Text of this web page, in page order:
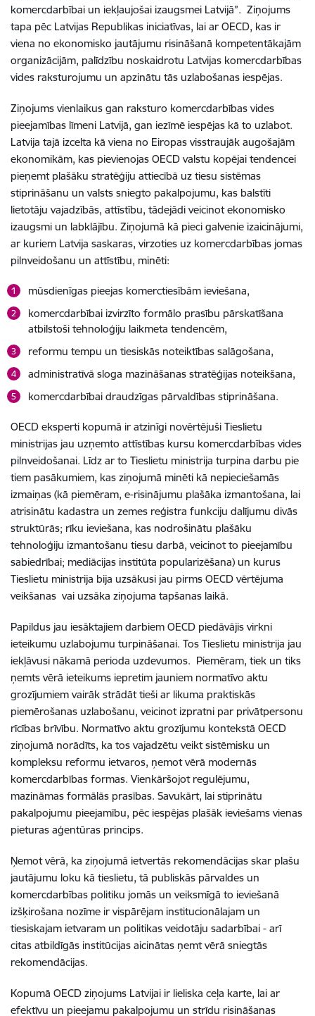
komercdarbībai un iekļaujošai izaugsmei Latvijā”. Ziņojums
tapa pēc Latvijas Republikas iniciatīvas, lai ar OECD, kas ir
viena no ekonomisko jautājumu risināšanā kompetentākajām
organizācijām, palīdzību noskaidrotu Latvijas komercdarbības
vides raksturojumu un apzinātu tās uzlabošanas iespējas.
Ziņojums vienlaikus gan raksturo komercdarbības vides
pieejamības līmeni Latvijā, gan iezīmē iespējas kā to uzlabot.
Latvija tajā izcelta kā viena no Eiropas visstraujāk augošajām
ekonomikām, kas pievienojas OECD valstu kopējai tendencei
pieņemt plašāku stratēģiju attiecībā uz tiesu sistēmas
stiprināšanu un valsts sniegto pakalpojumu, kas balstīti
lietotāju vajadzībās, attīstību, tādejādi veicinot ekonomisko
izaugsmi un labklājību. Ziņojumā kā pieci galvenie izaicinājumi,
ar kuriem Latvija saskaras, virzoties uz komercdarbības jomas
pilnveidošanu un attīstību, minēti:
mūsdienīgas pieejas komerctiesībām ieviešana,
komercdarbībai izvirzīto formālo prasību pārskatīšana
atbilstoši tehnoloģiju laikmeta tendencēm,
reformu tempu un tiesiskās noteiktības salāgošana,
administratīvā sloga mazināšanas stratēģijas noteikšana,
komercdarbībai draudzīgas pārvaldības stiprināšana.
OECD eksperti kopumā ir atzinīgi novērtējuši Tieslietu
ministrijas jau uzņemto attīstības kursu komercdarbības vides
pilnveidošanai. Līdz ar to Tieslietu ministrija turpina darbu pie
tiem pasākumiem, kas ziņojumā minēti kā nepieciešamās
izmaiņas (kā piemēram, e-risinājumu plašāka izmantošana, lai
atrisinātu kadastra un zemes reģistra funkciju dalījumu divās
struktūrās; rīku ieviešana, kas nodrošinātu plašāku
tehnoloģiju izmantošanu tiesu darbā, veicinot to pieejamību
sabiedrībai; mediācijas institūta popularizēšana) un kurus
Tieslietu ministrija bija uzsākusi jau pirms OECD vērtējuma
veikšanas vai uzsāka ziņojuma tapšanas laikā.
Papildus jau iesāktajiem darbiem OECD piedāvājis virkni
ieteikumu uzlabojumu turpināšanai. Tos Tieslietu ministrija jau
iekļāvusi nākamā perioda uzdevumos. Piemēram, tiek un tiks
ņemts vērā ieteikums iepretim jauniem normatīvo aktu
grozījumiem vairāk strādāt tieši ar likuma praktiskās
piemērošanas uzlabošanu, veicinot izpratni par privātpersonu
rīcības brīvību. Normatīvo aktu grozījumu kontekstā OECD
ziņojumā norādīts, ka tos vajadzētu veikt sistēmisku un
kompleksu reformu ietvaros, ņemot vērā modernās
komercdarbības formas. Vienkāršojot regulējumu,
mazināmas formālās prasības. Savukārt, lai stiprinātu
pakalpojumu pieejamību, pēc iespējas plašāk ieviešams vienas
pieturas aģentūras princips.
Ņemot vērā, ka ziņojumā ietvertās rekomendācijas skar plašu
jautājumu loku kā tieslietu, tā publiskās pārvaldes un
komercdarbības politiku jomās un veiksmīgā to ieviešanā
izšķirošana nozīme ir vispārējam institucionālajam un
tiesiskajam ietvaram un politikas veidotāju sadarbībai - arī
citas atbildīgās institūcijas aicinātas ņemt vērā sniegtās
rekomendācijas.
Kopumā OECD ziņojums Latvijai ir lieliska ceļa karte, lai ar
efektīvu un pieejamu pakalpojumu un strīdu risināšanas